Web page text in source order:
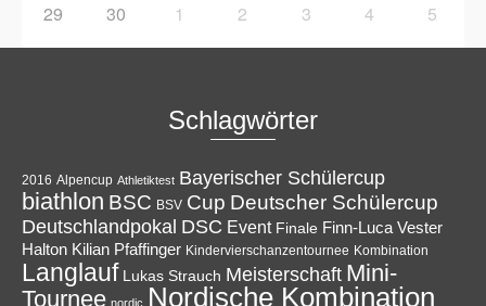
29 30 1 2 3 4 5
Schlagwörter
2016 Alpencup Athletiktest Bayerischer Schülercup
biathlon BSC BSV Cup Deutscher Schülercup
Deutschlandpokal DSC Event Finale Finn-Luca Vester
Halton Kilian Pfaffinger Kindervierschanzentournee Kombination
Langlauf Lukas Strauch Meisterschaft Mini-
Tournee nordic Nordische Kombination